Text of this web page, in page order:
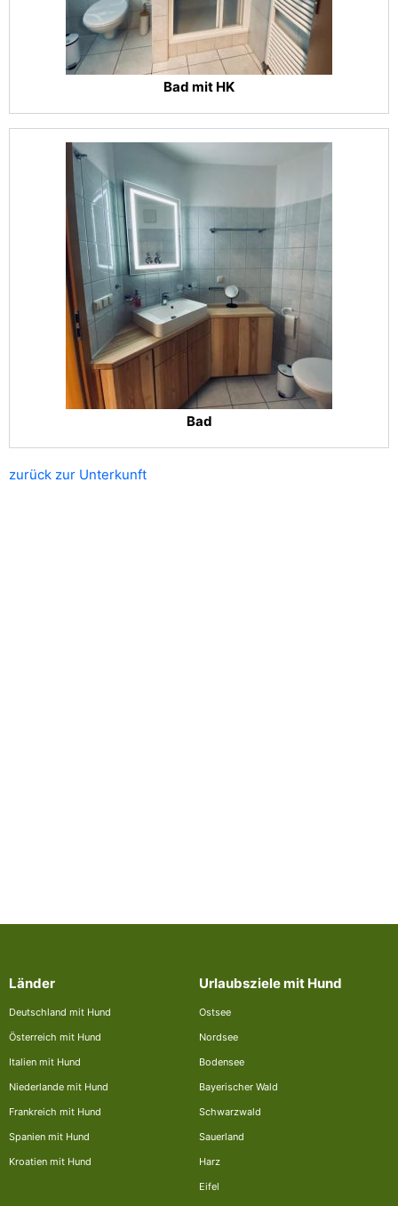
Bad mit HK
Bad
zurück zur Unterkunft
Länder
Deutschland mit Hund
Österreich mit Hund
Italien mit Hund
Niederlande mit Hund
Frankreich mit Hund
Spanien mit Hund
Kroatien mit Hund
Urlaubsziele mit Hund
Ostsee
Nordsee
Bodensee
Bayerischer Wald
Schwarzwald
Sauerland
Harz
Eifel